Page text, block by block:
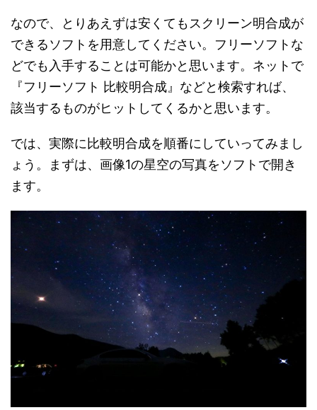
なので、とりあえずは安くてもスクリーン明合成が
できるソフトを用意してください。フリーソフトな
どでも入手することは可能かと思います。ネットで
『フリーソフト 比較明合成』などと検索すれば、
該当するものがヒットしてくるかと思います。
では、実際に比較明合成を順番にしていってみまし
ょう。まずは、画像1の星空の写真をソフトで開き
ます。